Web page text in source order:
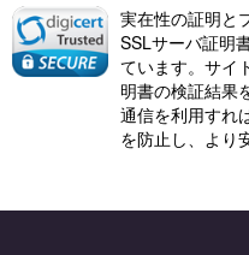
実在性の証明と
SSLサーバ証明
ています。サイ
明書の検証結果
通信を利用すれ
を防止し、より